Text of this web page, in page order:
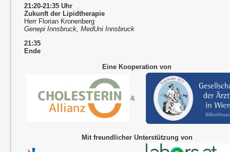
21:20-21:35 Uhr
Zukunft der Lipidtherapie
Herr Florian Kronenberg
Genepi Innsbruck, MedUni Innsbruck
21:35
Ende
Eine Kooperation von
&
Mit freundlicher Unterstützung von